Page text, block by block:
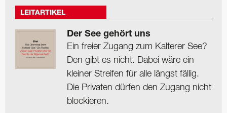
LEITARTIKEL
Der See gehört uns
Ein freier Zugang zum Kalterer See?
Den gibt es nicht. Dabei wäre ein
kleiner Streifen für alle längst fällig.
Die Privaten dürfen den Zugang nicht
blockieren.